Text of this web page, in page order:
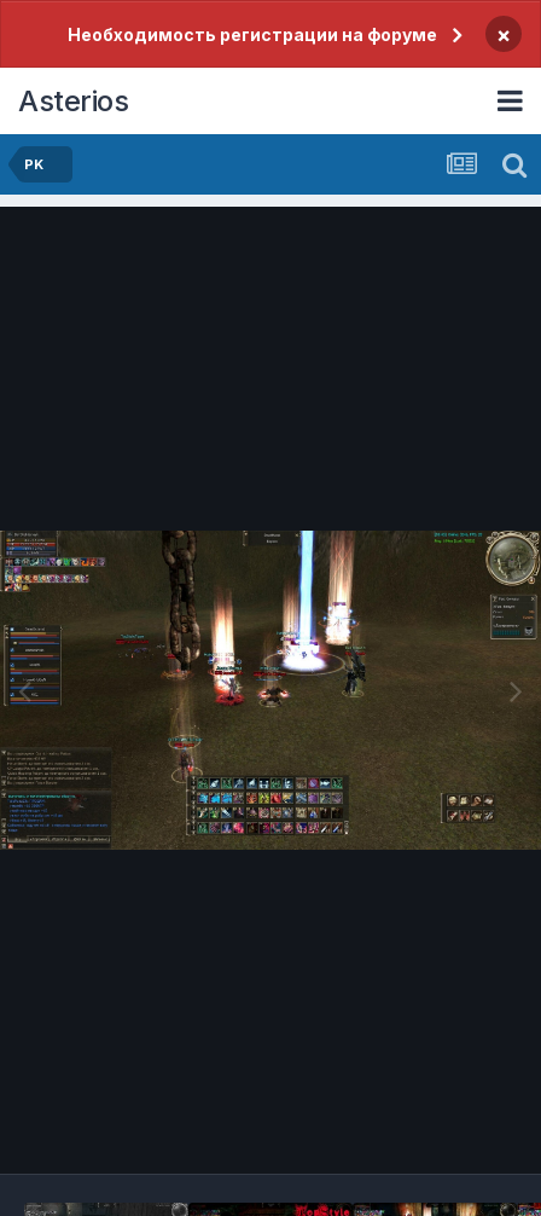
Необходимость регистрации на форуме ×
Asterios
PK